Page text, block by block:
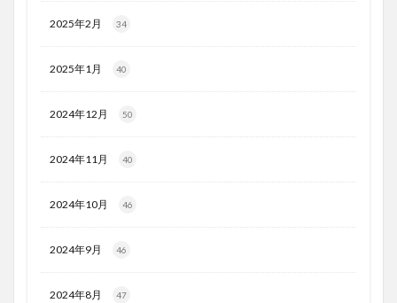
2025年2月 34
2025年1月 40
2024年12月 50
2024年11月 40
2024年10月 46
2024年9月 46
2024年8月 47